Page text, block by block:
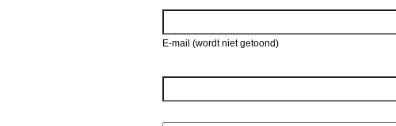
E-mail (wordt niet getoond)